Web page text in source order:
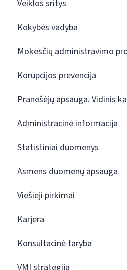
Veiklos sritys
Kokybės vadyba
Mokesčių administravimo
Korupcijos prevencija
Pranešėjų apsauga. Vidinis
Administracinė informacija
Statistiniai duomenys
Asmens duomenų apsauga
Viešieji pirkimai
Karjera
Konsultacinė taryba
VMI strategija